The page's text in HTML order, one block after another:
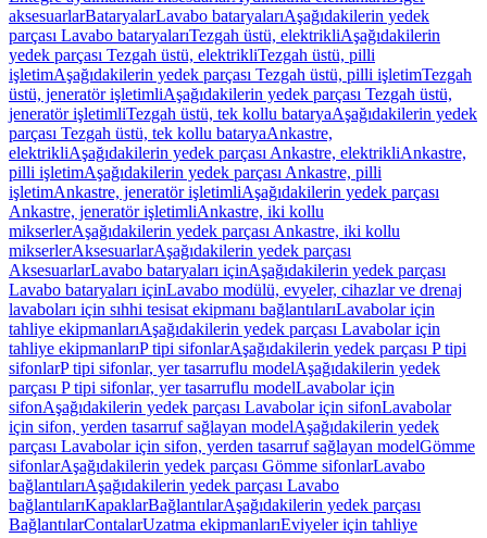
aksesuarlarBataryalarLavabo bataryalarıAşağıdakilerin yedek
parçası Lavabo bataryalarıTezgah üstü, elektrikliAşağıdakilerin
yedek parçası Tezgah üstü, elektrikliTezgah üstü, pilli
işletimAşağıdakilerin yedek parçası Tezgah üstü, pilli işletimTezgah
üstü, jeneratör işletimliAşağıdakilerin yedek parçası Tezgah üstü,
jeneratör işletimliTezgah üstü, tek kollu bataryaAşağıdakilerin yedek
parçası Tezgah üstü, tek kollu bataryaAnkastre,
elektrikliAşağıdakilerin yedek parçası Ankastre, elektrikliAnkastre,
pilli işletimAşağıdakilerin yedek parçası Ankastre, pilli
işletimAnkastre, jeneratör işletimliAşağıdakilerin yedek parçası
Ankastre, jeneratör işletimliAnkastre, iki kollu
mikserlerAşağıdakilerin yedek parçası Ankastre, iki kollu
mikserlerAksesuarlarAşağıdakilerin yedek parçası
AksesuarlarLavabo bataryaları içinAşağıdakilerin yedek parçası
Lavabo bataryaları içinLavabo modülü, evyeler, cihazlar ve drenaj
lavaboları için sıhhi tesisat ekipmanı bağlantılarıLavabolar için
tahliye ekipmanlarıAşağıdakilerin yedek parçası Lavabolar için
tahliye ekipmanlarıP tipi sifonlarAşağıdakilerin yedek parçası P tipi
sifonlarP tipi sifonlar, yer tasarruflu modelAşağıdakilerin yedek
parçası P tipi sifonlar, yer tasarruflu modelLavabolar için
sifonAşağıdakilerin yedek parçası Lavabolar için sifonLavabolar
için sifon, yerden tasarruf sağlayan modelAşağıdakilerin yedek
parçası Lavabolar için sifon, yerden tasarruf sağlayan modelGömme
sifonlarAşağıdakilerin yedek parçası Gömme sifonlarLavabo
bağlantılarıAşağıdakilerin yedek parçası Lavabo
bağlantılarıKapaklarBağlantılarAşağıdakilerin yedek parçası
BağlantılarContalarUzatma ekipmanlarıEviyeler için tahliye